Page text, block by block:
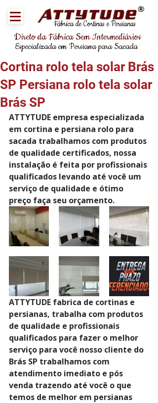
Fábrica de Cortinas e Persianas
®
Direto da Fábrica Sem Intermediários
Especializada em Persiana para Sacada
Cortina rolo tela solar Brás
SP Persiana rolo tela solar
Brás SP
ATTYTUDE empresa especializada
em cortina e persiana rolo para
sacada trabalhamos com produtos
de qualidade certificados, nossa
instalação é feita por profissionais
qualificados levando até você um
serviço de qualidade e ótimo
preço faça seu orçamento.
ATTYTUDE fabrica de cortinas e
persianas, trabalha com produtos
de qualidade e profissionais
qualificados para fazer o melhor
serviço para você nosso cliente do
Brás SP trabalhamos com
atendimento imediato e pós
venda trazendo até você o que
temos de melhor em persianas